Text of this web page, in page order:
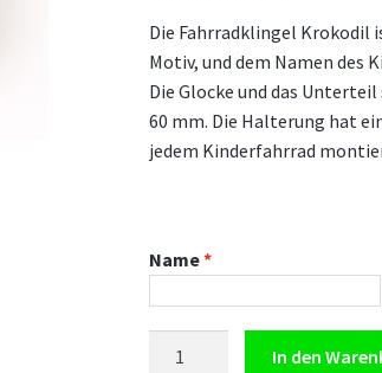
Die Fahrradklingel Krokodil
Motiv, und dem Namen des
Die Glocke und das
60 mm. Die Halterung hat
jedem Kinderfahrrad
Name
In den